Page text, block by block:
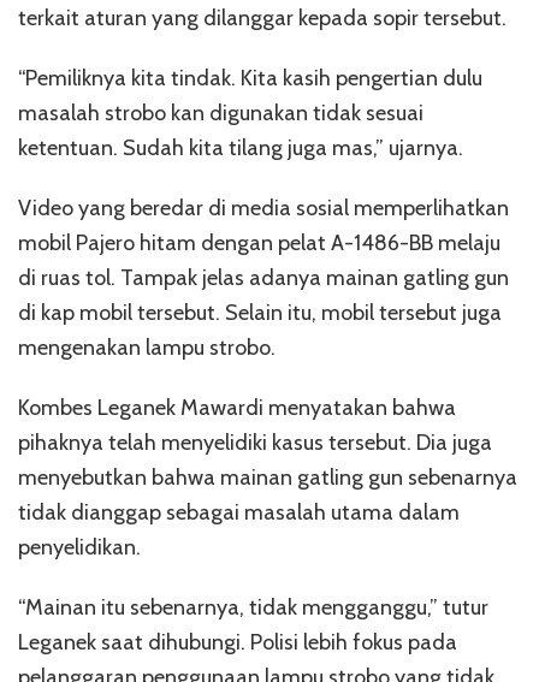
terkait aturan yang dilanggar kepada sopir tersebut.
“Pemiliknya kita tindak. Kita kasih pengertian dulu
masalah strobo kan digunakan tidak sesuai
ketentuan. Sudah kita tilang juga mas,” ujarnya.
Video yang beredar di media sosial memperlihatkan
mobil Pajero hitam dengan pelat A-1486-BB melaju
di ruas tol. Tampak jelas adanya mainan gatling gun
di kap mobil tersebut. Selain itu, mobil tersebut juga
mengenakan lampu strobo.
Kombes Leganek Mawardi menyatakan bahwa
pihaknya telah menyelidiki kasus tersebut. Dia juga
menyebutkan bahwa mainan gatling gun sebenarnya
tidak dianggap sebagai masalah utama dalam
penyelidikan.
“Mainan itu sebenarnya, tidak mengganggu,” tutur
Leganek saat dihubungi. Polisi lebih fokus pada